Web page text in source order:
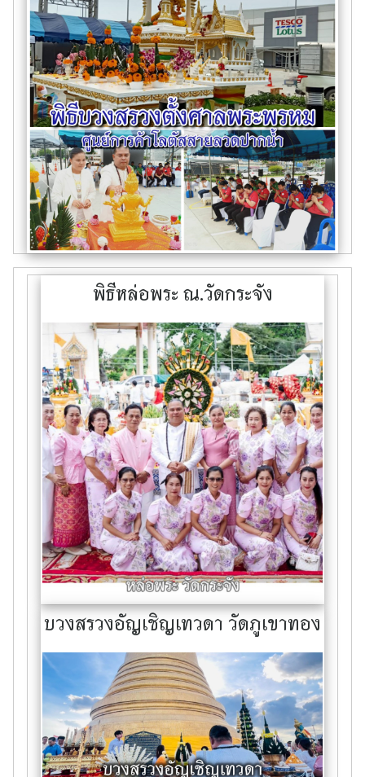
พิธีหล่อพระ ณ.วัดกระจัง
บวงสรวงอัญเชิญเทวดา วัดภูเขาทอง